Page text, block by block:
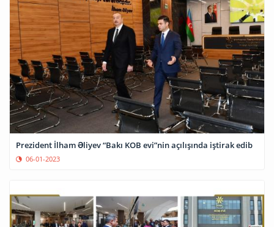
Prezident İlham Əliyev “Bakı KOB evi”nin açılışında iştirak edib
06-01-2023